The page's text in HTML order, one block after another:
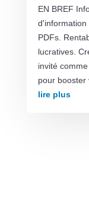
EN BREF
d'information
PDFs.
lucratives.
invité
pour booster
lire plus